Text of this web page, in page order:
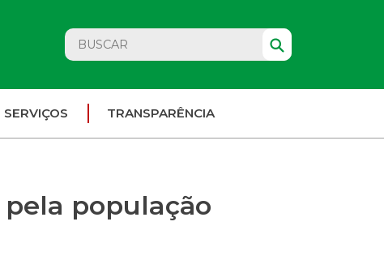
SERVIÇOS TRANSPARÊNCIA
população